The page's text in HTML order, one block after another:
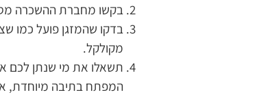
בקשו מחברת ההשכרה
בדקו שהמזגן פועל כמו
מקולקל.
תשאלו את מי שנתן לכם
המפתח בתיבה מיוחדת,